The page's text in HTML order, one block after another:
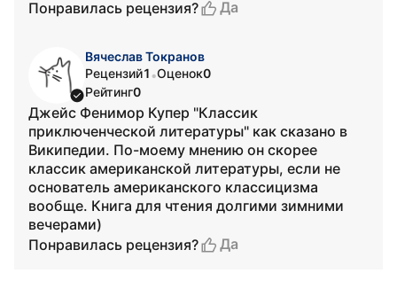
Понравилась рецензия?
Да
Вячеслав Токранов
Рецензий1 •Оценок0
Рейтинг0
Джейс Фенимор Купер "Классик
приключенческой литературы" как сказано в
Википедии. По-моему мнению он скорее
классик американской литературы, если не
основатель американского классицизма
вообще. Книга для чтения долгими зимними
вечерами)
Понравилась рецензия?
Да